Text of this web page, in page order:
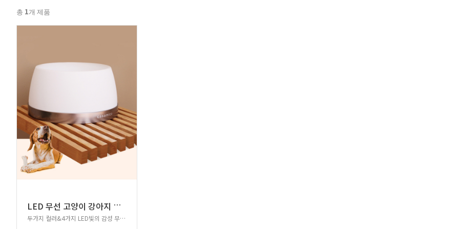
총 1개 제품
L
ED 무선 고양이 강아지 물그릇 밥그릇
두가지 컬러&4가지 LED빛의 감성 무드등 식기